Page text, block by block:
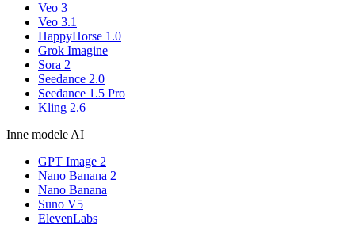
Veo 3
Veo 3.1
HappyHorse 1.0
Grok Imagine
Sora 2
Seedance 2.0
Seedance 1.5 Pro
Kling 2.6
Inne modele AI
GPT Image 2
Nano Banana 2
Nano Banana
Suno V5
ElevenLabs